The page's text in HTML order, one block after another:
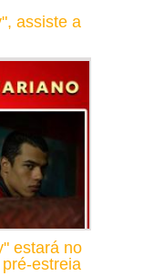
assiste a
estará no
estreia